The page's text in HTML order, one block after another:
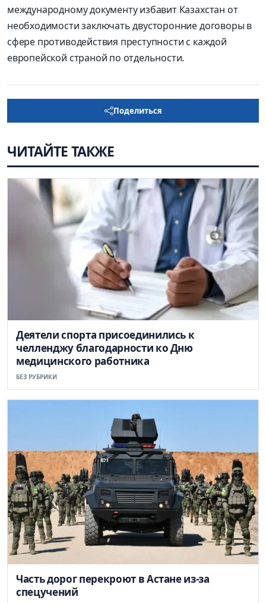
международному документу избавит Казахстан от
необходимости заключать двусторонние договоры в
сфере противодействия преступности с каждой
европейской страной по отдельности.
Поделиться
ЧИТАЙТЕ ТАКЖЕ
Деятели спорта присоединились к
челленджу благодарности ко Дню
медицинского работника
БЕЗ РУБРИКИ
Часть дорог перекроют в Астане из-за
спецучений